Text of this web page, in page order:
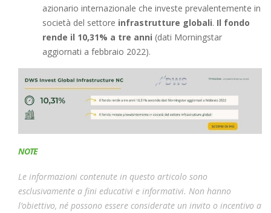
azionario internazionale che investe prevalentemente in
società del settore infrastrutture globali. Il fondo
rende il 10,31% a tre anni (dati Morningstar
aggiornati a febbraio 2022).
NOTE
Le informazioni contenute in questo articolo sono
esclusivamente a fini educativi e informativi. Non hanno
l’obiettivo, né possono essere considerate un invito o incentivo a